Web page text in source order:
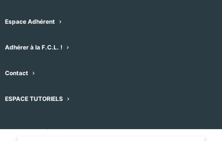
Espace Adhérent
Adhérer à la F.C.L. !
Contact
ESPACE TUTORIELS